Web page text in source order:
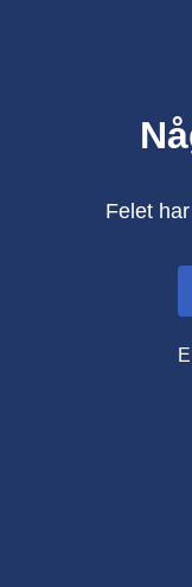
Felet